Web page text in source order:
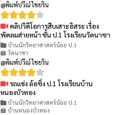
@พิมพ์ปวีณ์ ไชยริน
คลิปวิดีโอการสืบเสาะอิสระ เรื่อง
พัดลมส่ายหน้า ชั้น ป.1 โรงเรียนวัดนาซา
บ้านนักวิทยาศาสตร์น้อย ป.1
🏫 วัดนาซา
@พิมพ์ปวีณ์ ไชยริน
รถแข่ง ล้อซิ่ง ป.1 โรงเรียนบ้าน
หนองบัวทอง
บ้านนักวิทยาศาสตร์น้อย ป.1
🏫 บ้านหนองบัวทอง